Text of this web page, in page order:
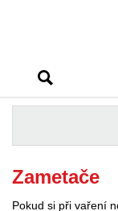
Zametače
Pokud si při vaření